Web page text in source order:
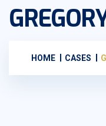
HOME CASES